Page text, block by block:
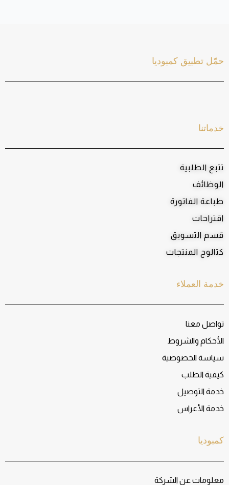
كمبوديا
معلومات عن الشركة
خدمة العملاء
تواصل معنا
الأحكام والشروط
سياسة الخصوصية
كيفية الطلب
خدمة التوصيل
خدمة الأعراس
خدماتنا
تتبع الطلبية
الوظائف
طباعة الفاتورة
اقتراحات
قسم التسويق
كتالوج المنتجات
حمّل تطبيق كمبوديا